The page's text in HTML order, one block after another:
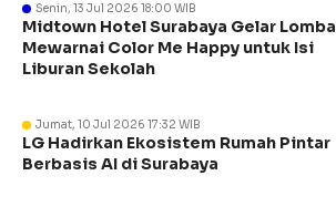
Senin, 13 Jul 2026 18:00 WIB
Midtown Hotel Surabaya Gelar Lomba
Mewarnai Color Me Happy untuk Isi
Liburan Sekolah
Jumat, 10 Jul 2026 17:32 WIB
LG Hadirkan Ekosistem Rumah Pintar
Berbasis AI di Surabaya